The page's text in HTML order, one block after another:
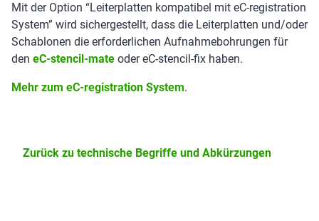
Mit der Option “Leiterplatten kompatibel mit eC-registration
System” wird sichergestellt, dass die Leiterplatten und/oder
Schablonen die erforderlichen Aufnahmebohrungen für
den eC-stencil-mate oder eC-stencil-fix haben.
Mehr zum eC-registration System.
Zurück zu technische Begriffe und Abkürzungen